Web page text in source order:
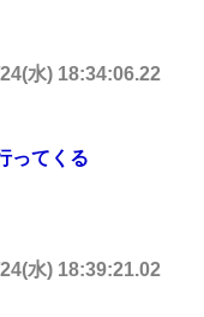
水) 18:34:06.22
ってくる
水) 18:39:21.02